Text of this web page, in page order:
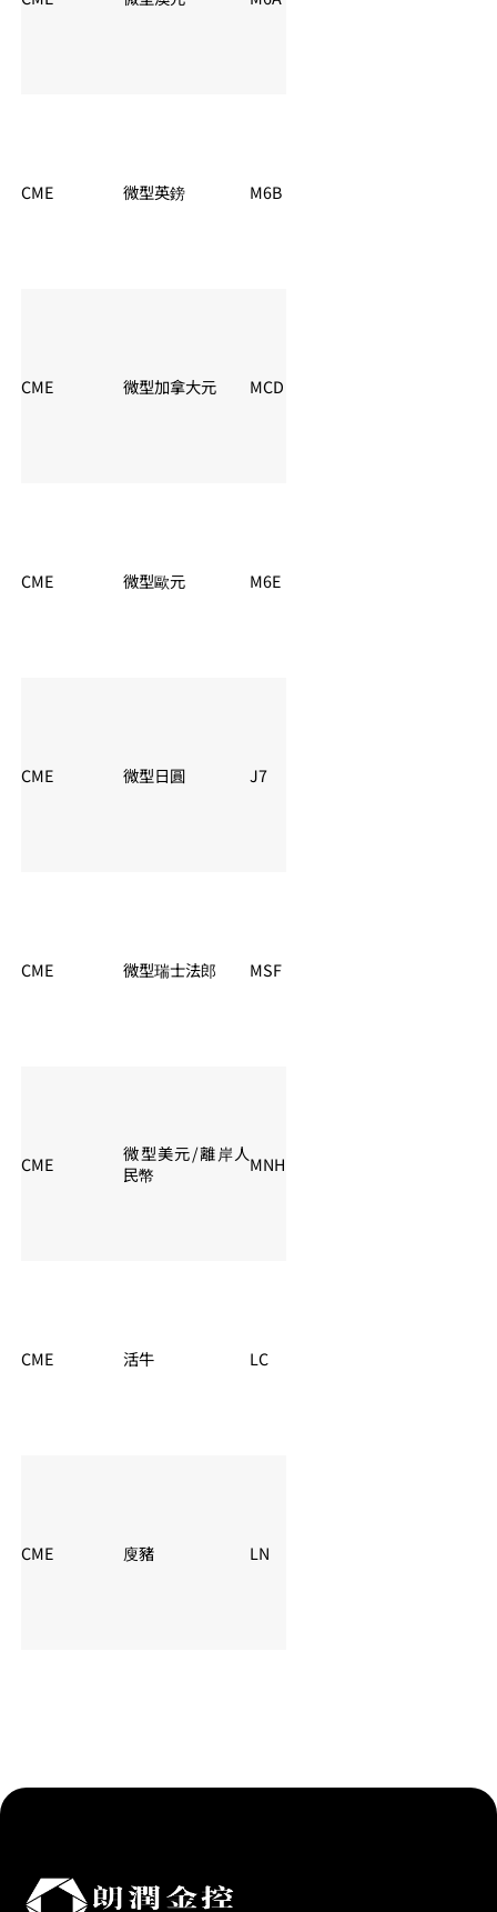
CME 微型英鎊 M6B
CME 微型加拿大元 MCD
CME 微型歐元 M6E
CME 微型日圓 J7
CME 微型瑞士法郎 MSF
CME
微型美元/離岸人
民幣
MNH
CME 活牛 LC
CME 廋豬 LN